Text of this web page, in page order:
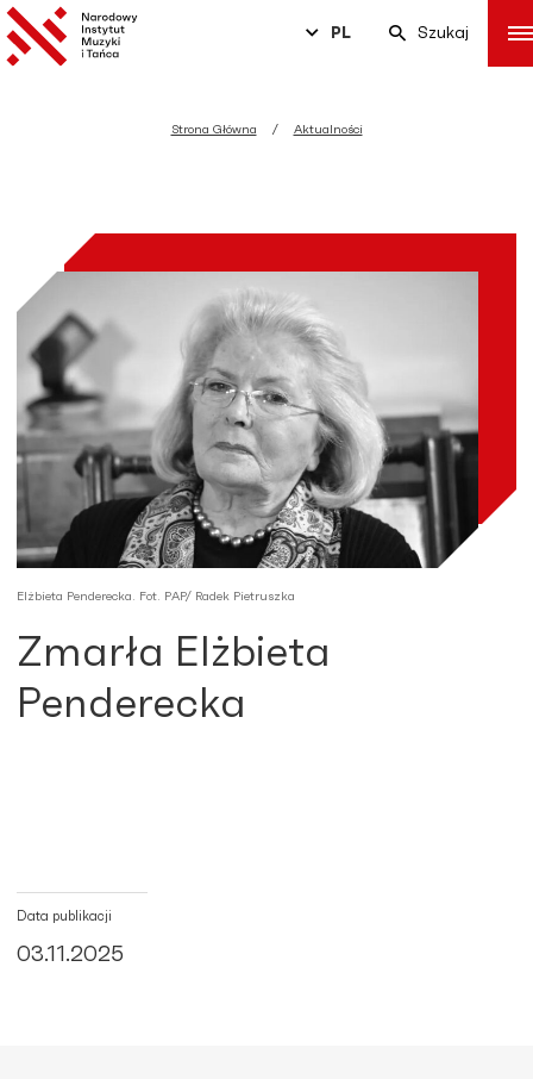
PL Szukaj
Strona Główna Aktualności
Zmarła Elżbieta
Penderecka
Elżbieta Penderecka. Fot. PAP/ Radek Pietruszka
Data publikacji
03.11.2025